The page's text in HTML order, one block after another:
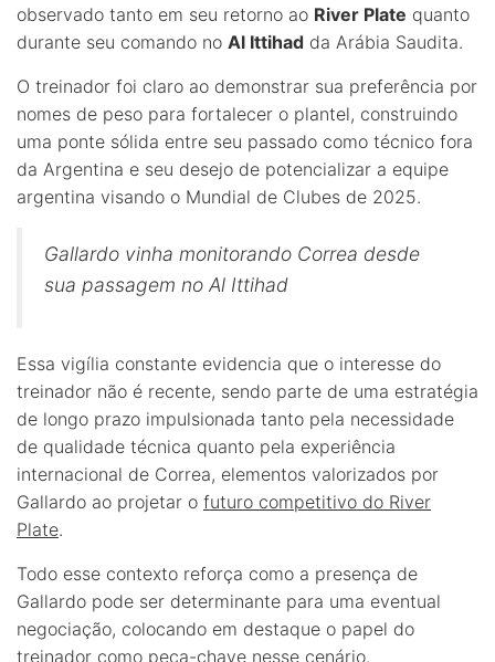
observado tanto em seu retorno ao River Plate quanto
durante seu comando no Al Ittihad da Arábia Saudita.
O treinador foi claro ao demonstrar sua preferência por
nomes de peso para fortalecer o plantel, construindo
uma ponte sólida entre seu passado como técnico fora
da Argentina e seu desejo de potencializar a equipe
argentina visando o Mundial de Clubes de 2025.
Gallardo vinha monitorando Correa desde
sua passagem no Al Ittihad
Essa vigília constante evidencia que o interesse do
treinador não é recente, sendo parte de uma estratégia
de longo prazo impulsionada tanto pela necessidade
de qualidade técnica quanto pela experiência
internacional de Correa, elementos valorizados por
Gallardo ao projetar o futuro competitivo do River
Plate.
Todo esse contexto reforça como a presença de
Gallardo pode ser determinante para uma eventual
negociação, colocando em destaque o papel do
treinador como peça-chave nesse cenário.